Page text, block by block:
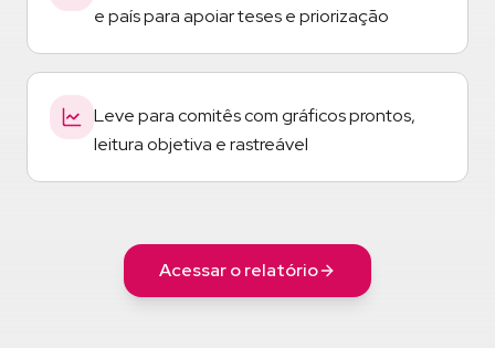
e país para apoiar teses e priorização
Leve para comitês com gráficos prontos,
leitura objetiva e rastreável
Acessar o relatório